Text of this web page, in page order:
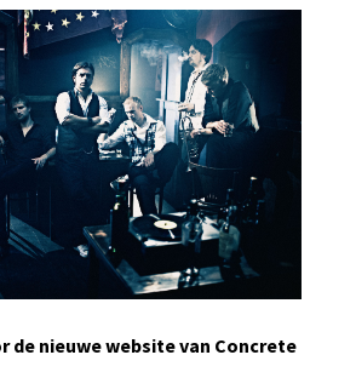
de nieuwe website van Concrete